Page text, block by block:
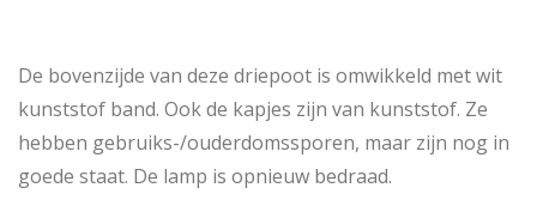
De bovenzijde van deze driepoot is omwikkeld met wit
kunststof band. Ook de kapjes zijn van kunststof. Ze
hebben gebruiks-/ouderdomssporen, maar zijn nog in
goede staat. De lamp is opnieuw bedraad.